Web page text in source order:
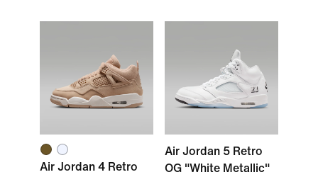
Air Jordan 4 Retro
Air Jordan 5 Retro
OG "White Metallic"